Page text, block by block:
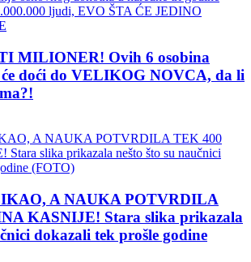
MILIONER! Ovih 6 osobina
doći do VELIKOG NOVCA, da li
A NAUKA POTVRDILA
KASNIJE! Stara slika prikazala
dokazali tek prošle godine